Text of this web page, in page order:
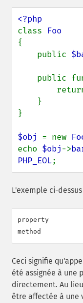
class
{
    public
public
}
$obj = new
echo $obj->
PHP_EOL;
L'exemple ci-
property
Ceci signifie
été assignée à une
directement. Au
être affectée à une